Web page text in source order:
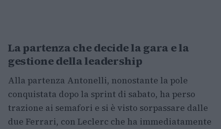
La partenza che decide la gara e la
gestione della leadership
Alla partenza Antonelli, nonostante la pole
conquistata dopo la sprint di sabato, ha perso
trazione ai semafori e si è visto sorpassare dalle
due Ferrari, con Leclerc che ha immediatamente